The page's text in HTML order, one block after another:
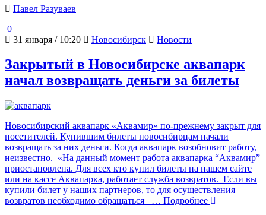
Павел Разуваев
0
31 января / 10:20
Новосибирск Новости
Закрытый в Новосибирске аквапарк
начал возвращать деньги за билеты
Новосибирский аквапарк «Аквамир» по-прежнему закрыт для
посетителей. Купившим билеты новосибирцам начали
возвращать за них деньги. Когда аквапарк возобновит работу,
неизвестно. «На данный момент работа аквапарка “Аквамир”
приостановлена. Для всех кто купил билеты на нашем сайте
или на кассе Аквапарка, работает служба возвратов. Если вы
купили билет у наших партнеров, то для осуществления
возвратов необходимо обращаться
… Подробнее